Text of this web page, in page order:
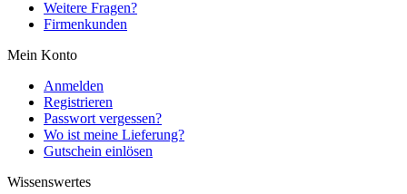
Weitere Fragen?
Firmenkunden
Mein Konto
Anmelden
Registrieren
Passwort vergessen?
Wo ist meine Lieferung?
Gutschein einlösen
Wissenswertes